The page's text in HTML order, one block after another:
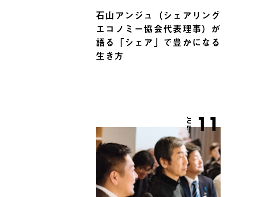
石山アンジュ（シェアリング
エコノミー協会代表理事）が
語る「シェア」で豊かになる
生き方
JUL. 11